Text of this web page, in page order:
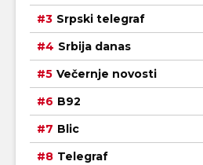
Srpski telegraf
Srbija danas
Večernje novosti
B92
Blic
Telegraf